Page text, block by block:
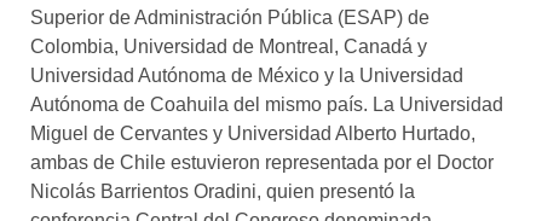
Superior de Administración Pública (ESAP) de
Colombia, Universidad de Montreal, Canadá y
Universidad Autónoma de México y la Universidad
Autónoma de Coahuila del mismo país. La Universidad
Miguel de Cervantes y Universidad Alberto Hurtado,
ambas de Chile estuvieron representada por el Doctor
Nicolás Barrientos Oradini, quien presentó la